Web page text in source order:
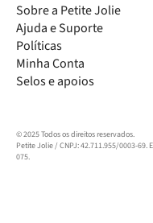
Sobre a Petite Jolie
Ajuda e Suporte
Políticas
Minha Conta
Selos e apoios
© 2025 Todos os direitos reservados.
Petite Jolie / CNPJ: 42.711.955/0003-69.
075.